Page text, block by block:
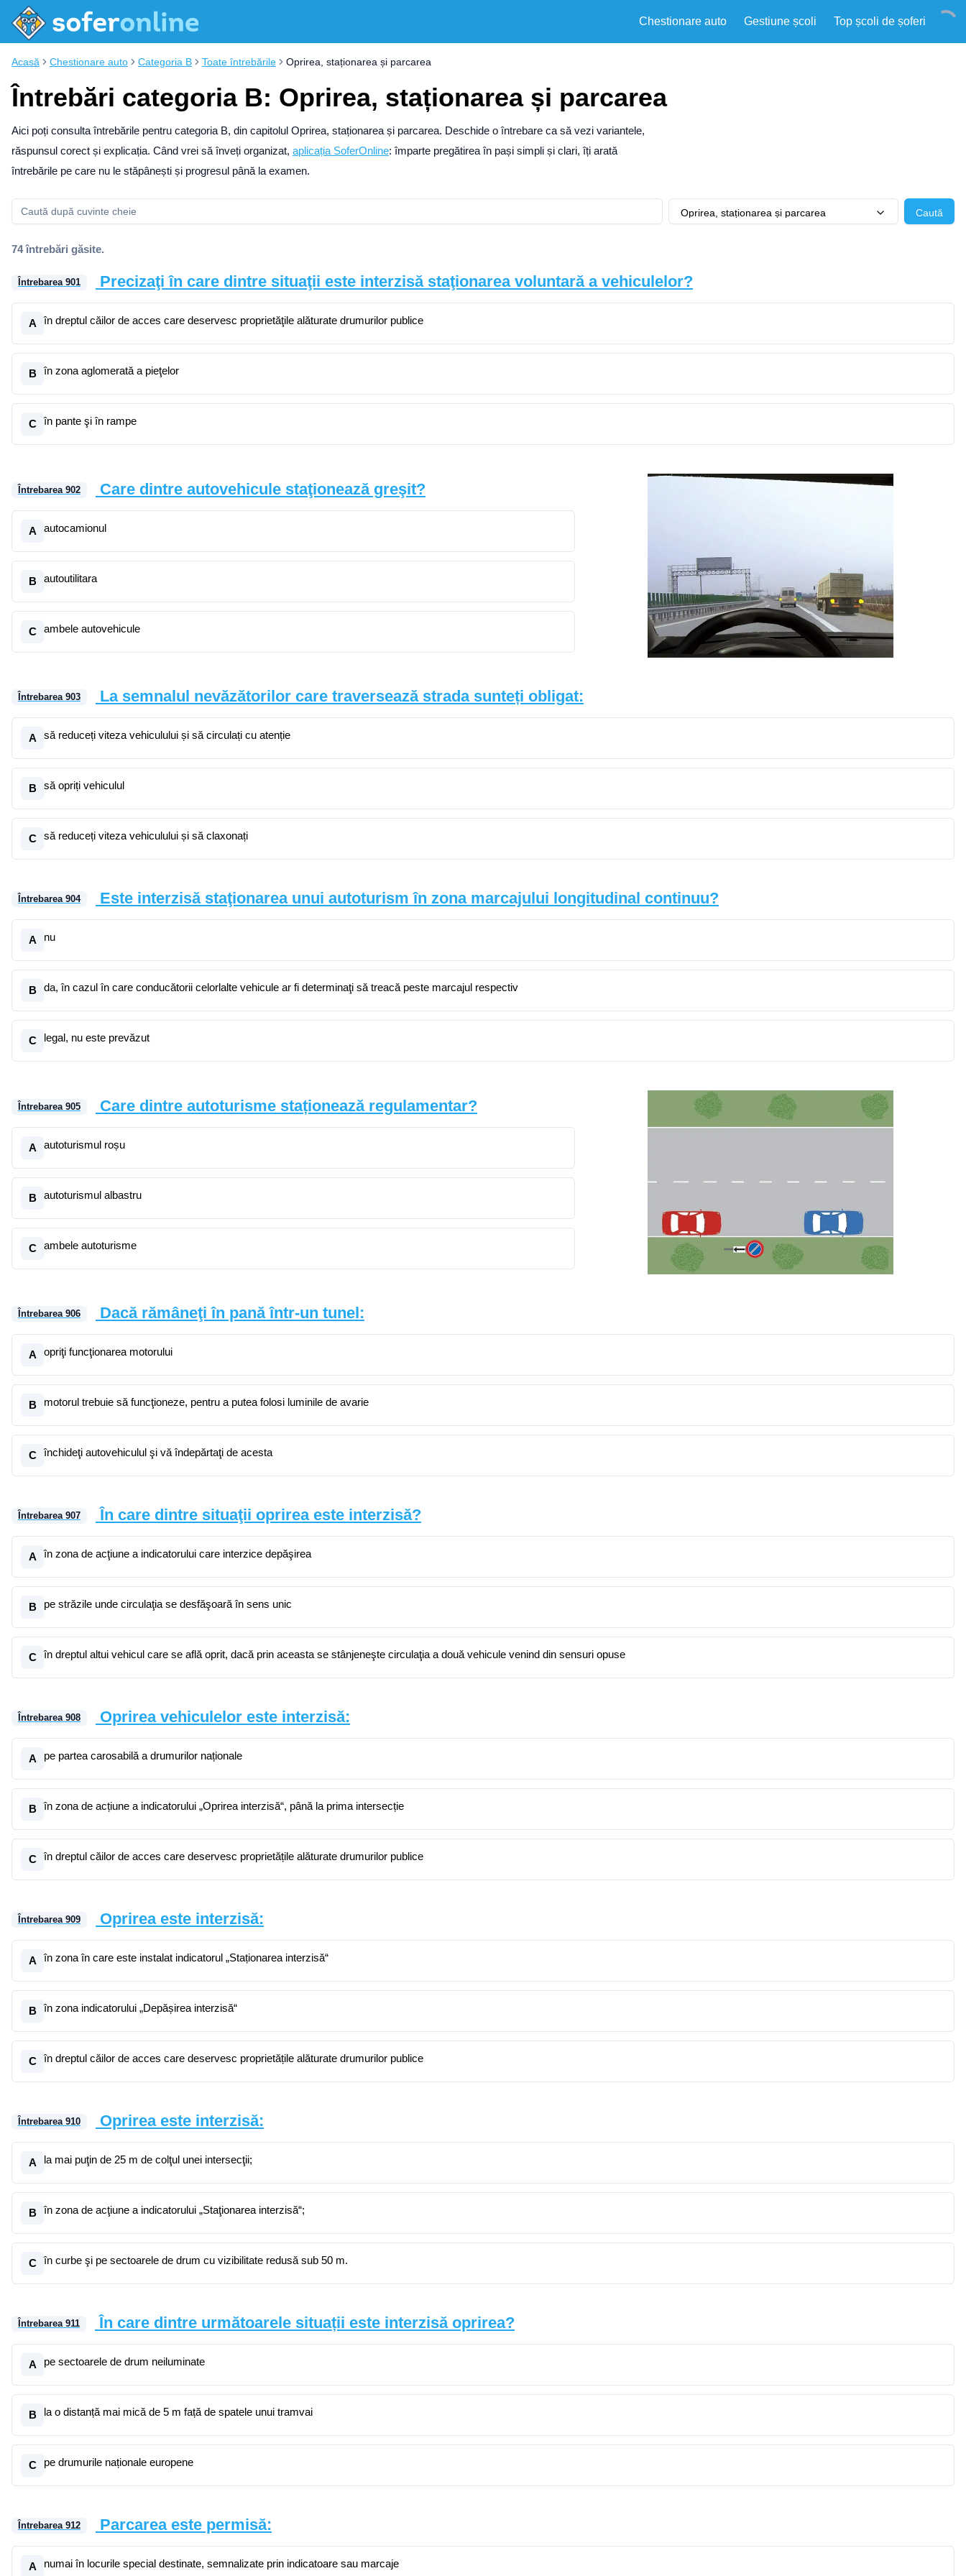
Chestionare auto Gestiune școli Top școli de șoferi
Acasă Chestionare auto Categoria B Toate întrebările Oprirea, staționarea și parcarea
Întrebări categoria B: Oprirea, staționarea și parcarea
Aici poți consulta întrebările pentru categoria B, din capitolul Oprirea, staționarea și parcarea. Deschide o întrebare ca să vezi variantele,
răspunsul corect și explicația. Când vrei să înveți organizat, aplicația SoferOnline: împarte pregătirea în pași simpli și clari, îți arată
întrebările pe care nu le stăpânești și progresul până la examen.
Oprirea, staționarea și parcarea Caută
74 întrebări găsite.
Întrebarea 901 Precizaţi în care dintre situaţii este interzisă staţionarea voluntară a vehiculelor?
A în dreptul căilor de acces care deservesc proprietăţile alăturate drumurilor publice
B în zona aglomerată a pieţelor
C în pante şi în rampe
Întrebarea 902 Care dintre autovehicule staţionează greşit?
A autocamionul
B autoutilitara
C ambele autovehicule
Întrebarea 903 La semnalul nevăzătorilor care traversează strada sunteți obligat:
A să reduceți viteza vehiculului și să circulați cu atenție
B să opriți vehiculul
C să reduceți viteza vehiculului și să claxonați
Întrebarea 904 Este interzisă staţionarea unui autoturism în zona marcajului longitudinal continuu?
A nu
B da, în cazul în care conducătorii celorlalte vehicule ar fi determinaţi să treacă peste marcajul respectiv
C legal, nu este prevăzut
Întrebarea 905 Care dintre autoturisme staționează regulamentar?
A autoturismul roșu
B autoturismul albastru
C ambele autoturisme
Întrebarea 906 Dacă rămâneţi în pană într-un tunel:
A opriţi funcţionarea motorului
B motorul trebuie să funcţioneze, pentru a putea folosi luminile de avarie
C închideţi autovehiculul şi vă îndepărtaţi de acesta
Întrebarea 907 În care dintre situaţii oprirea este interzisă?
A în zona de acţiune a indicatorului care interzice depăşirea
B pe străzile unde circulaţia se desfăşoară în sens unic
C în dreptul altui vehicul care se află oprit, dacă prin aceasta se stânjeneşte circulaţia a două vehicule venind din sensuri opuse
Întrebarea 908 Oprirea vehiculelor este interzisă:
A pe partea carosabilă a drumurilor naționale
B în zona de acțiune a indicatorului „Oprirea interzisă“, până la prima intersecție
C în dreptul căilor de acces care deservesc proprietățile alăturate drumurilor publice
Întrebarea 909 Oprirea este interzisă:
A în zona în care este instalat indicatorul „Staționarea interzisă“
B în zona indicatorului „Depășirea interzisă“
C în dreptul căilor de acces care deservesc proprietățile alăturate drumurilor publice
Întrebarea 910 Oprirea este interzisă:
A la mai puţin de 25 m de colţul unei intersecţii;
B în zona de acţiune a indicatorului „Staţionarea interzisă“;
C în curbe şi pe sectoarele de drum cu vizibilitate redusă sub 50 m.
Întrebarea 911 În care dintre următoarele situații este interzisă oprirea?
A pe sectoarele de drum neiluminate
B la o distanță mai mică de 5 m față de spatele unui tramvai
C pe drumurile naționale europene
Întrebarea 912 Parcarea este permisă:
A numai în locurile special destinate, semnalizate prin indicatoare sau marcaje